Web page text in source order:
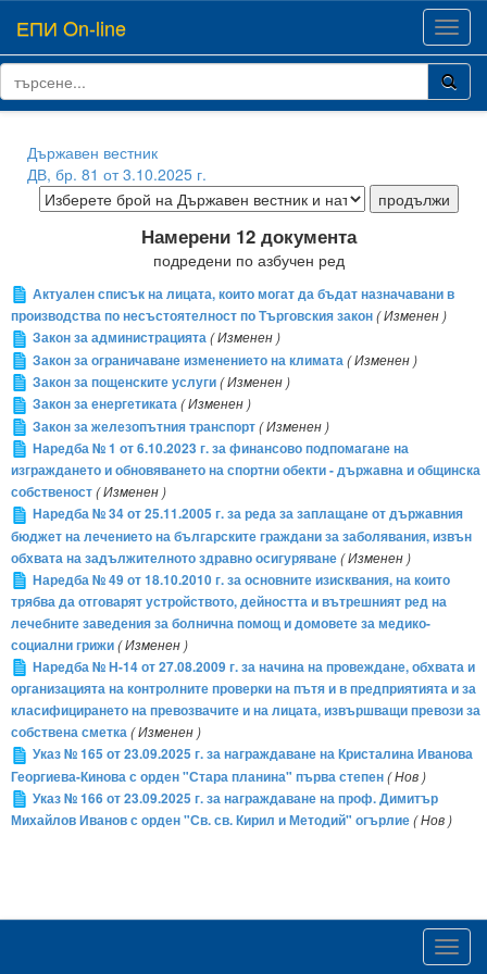
ЕПИ On-line
Държавен вестник
ДВ, бр. 81 от 3.10.2025 г.
Намерени 12 документа
подредени по азбучен ред
Актуален списък на лицата, които могат да бъдат назначавани в
производства по несъстоятелност по Търговския закон( Изменен )
Закон за администрацията( Изменен )
Закон за ограничаване изменението на климата( Изменен )
Закон за пощенските услуги( Изменен )
Закон за енергетиката( Изменен )
Закон за железопътния транспорт( Изменен )
Наредба № 1 от 6.10.2023 г. за финансово подпомагане на
изграждането и обновяването на спортни обекти - държавна и общинска
собственост( Изменен )
Наредба № 34 от 25.11.2005 г. за реда за заплащане от държавния
бюджет на лечението на българските граждани за заболявания, извън
обхвата на задължителното здравно осигуряване( Изменен )
Наредба № 49 от 18.10.2010 г. за основните изисквания, на които
трябва да отговарят устройството, дейността и вътрешният ред на
лечебните заведения за болнична помощ и домовете за медико-
социални грижи( Изменен )
Наредба № Н-14 от 27.08.2009 г. за начина на провеждане, обхвата и
организацията на контролните проверки на пътя и в предприятията и за
класифицирането на превозвачите и на лицата, извършващи превози за
собствена сметка( Изменен )
Указ № 165 от 23.09.2025 г. за награждаване на Кристалина Иванова
Георгиева-Кинова с орден "Стара планина" първа степен( Нов )
Указ № 166 от 23.09.2025 г. за награждаване на проф. Димитър
Михайлов Иванов с орден "Св. св. Кирил и Методий" огърлие( Нов )